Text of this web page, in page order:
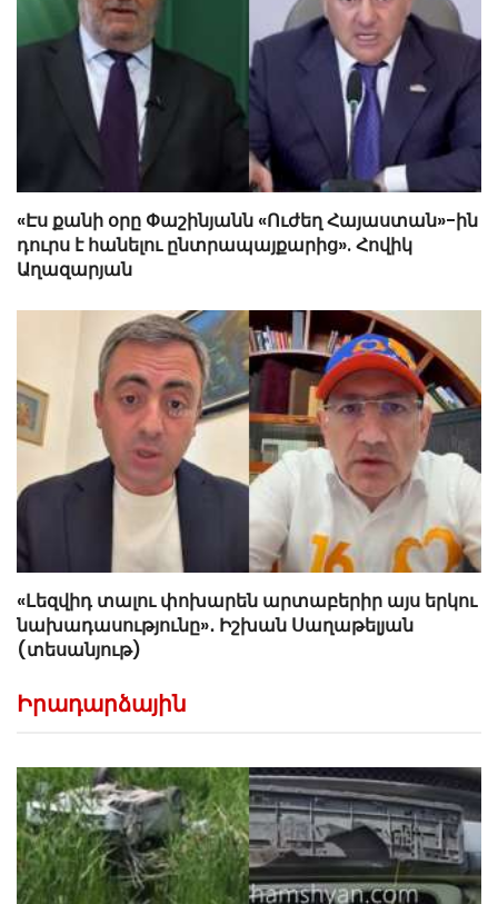
«Էս քանի օրը Փաշինյանն «Ուժեղ Հայաստան»-ին
դուրս է հանելու ընտրապայքարից». Հովիկ
Աղազարյան
«Լեզվիդ տալու փոխարեն արտաբերիր այս երկու
նախադասությունը»․ Իշխան Սաղաթելյան
(տեսանյութ)
Իրադարձային